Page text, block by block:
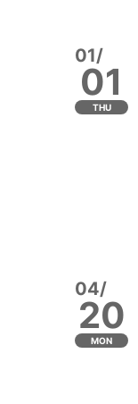
01/
01
THU
04/
20
MON